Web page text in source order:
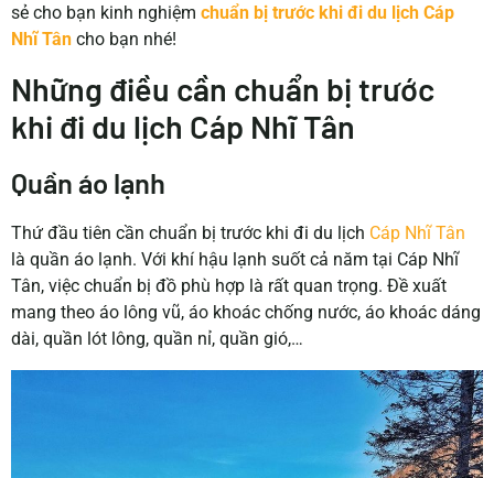
sẻ cho bạn kinh nghiệmchuẩn bị trước khi đi du lịch Cáp
Nhĩ Tân cho bạn nhé!
Những điều cần chuẩn bị trước
khi đi du lịch Cáp Nhĩ Tân
Quần áo lạnh
Thứ đầu tiên cần chuẩn bị trước khi đi du lịch Cáp Nhĩ Tân
là quần áo lạnh.Với khí hậu lạnh suốt cả năm tại Cáp Nhĩ
Tân, việc chuẩn bị đồ phù hợp là rất quan trọng. Đề xuất
mang theo áo lông vũ, áo khoác chống nước, áo khoác dáng
dài, quần lót lông, quần nỉ, quần gió,…